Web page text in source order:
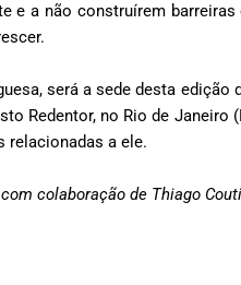
e a não construírem
será a sede desta
Redentor, no Rio de
relacionadas a ele.
colaboração de Thiago